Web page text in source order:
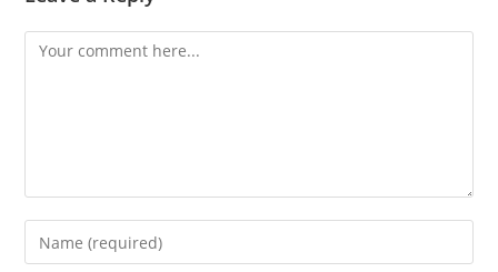
Comment
Enter
your